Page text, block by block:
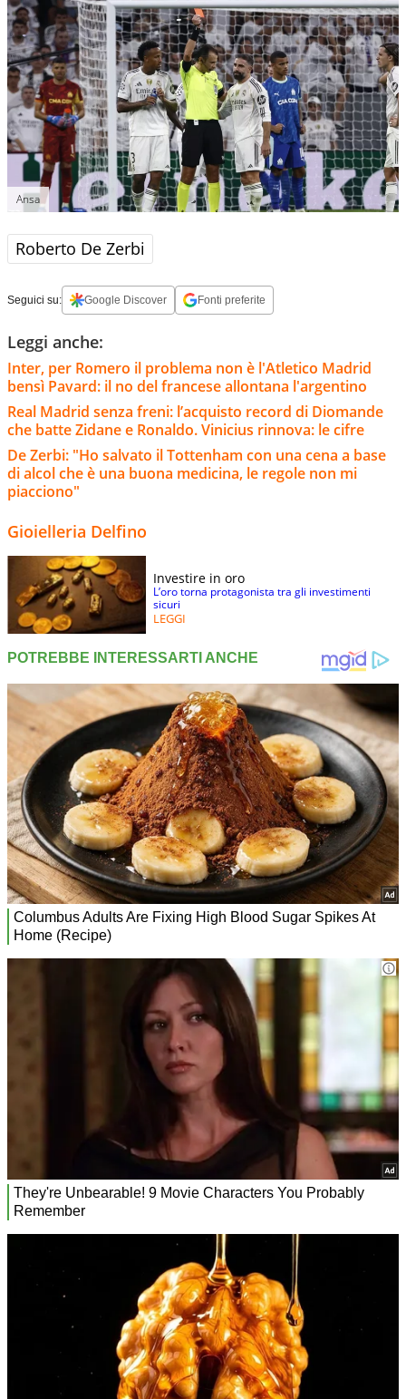
Ansa
Roberto De Zerbi
Seguici su: Google Discover Fonti preferite
Leggi anche:
Inter, per Romero il problema non è l'Atletico Madrid
bensì Pavard: il no del francese allontana l'argentino
Real Madrid senza freni: l’acquisto record di Diomande
che batte Zidane e Ronaldo. Vinicius rinnova: le cifre
De Zerbi: "Ho salvato il Tottenham con una cena a base
di alcol che è una buona medicina, le regole non mi
piacciono"
Gioielleria Delfino
Investire in oro
L’oro torna protagonista tra gli investimenti
sicuri
LEGGI